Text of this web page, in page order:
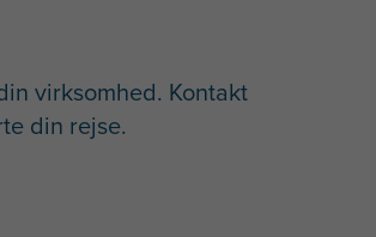
virksomhed. Kontakt
din rejse.